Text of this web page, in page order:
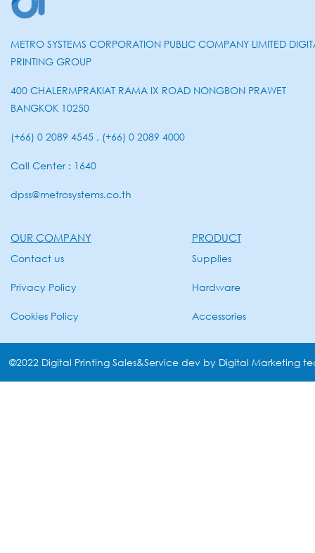
METRO SYSTEMS CORPORATION PUBLIC COMPANY LIMITED
PRINTING GROUP
400 CHALERMPRAKIAT RAMA IX ROAD NONGBON PRAWET
BANGKOK 10250
(+66) 0 2089 4545 , (+66) 0 2089 4000
Call Center : 1640
dpss@metrosystems.co.th
OUR COMPANY
Contact us
Privacy Policy
Cookies Policy
PRODUCT
Supplies
Hardware
Accessories
©2022 Digital Printing Sales&Service dev by Digital Marketing